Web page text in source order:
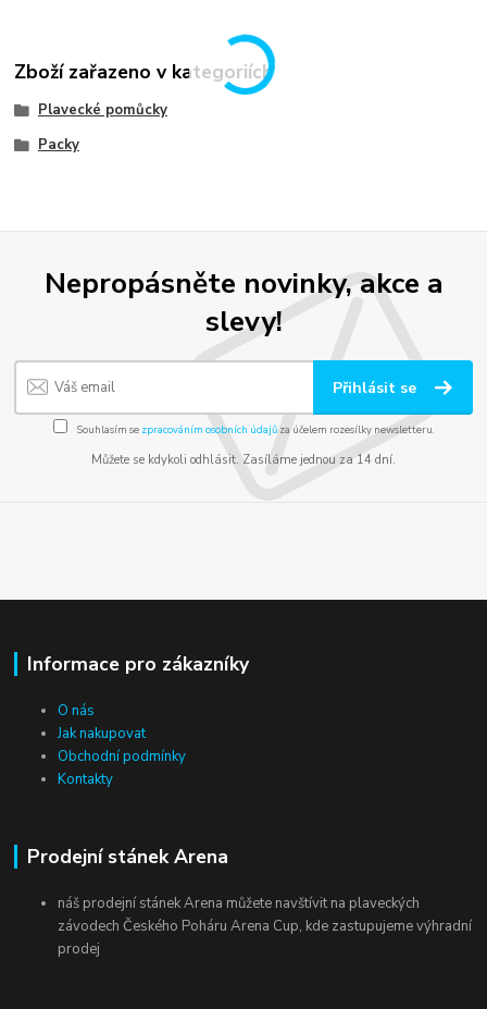
Zboží zařazeno v kategoriích
Plavecké pomůcky
Packy
Nepropásněte novinky, akce a
slevy!
Přihlásit se
Souhlasím se zpracováním osobních údajůza účelem rozesílky newsletteru.
Můžete se kdykoli odhlásit. Zasíláme jednou za 14 dní.
Informace pro zákazníky
O nás
Jak nakupovat
Obchodní podmínky
Kontakty
Prodejní stánek Arena
náš prodejní stánek Arena můžete navštívit na plaveckých
závodech Českého Poháru Arena Cup, kde zastupujeme výhradní
prodej